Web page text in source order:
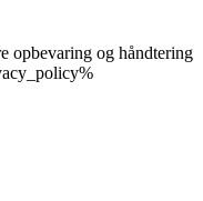
opbevaring og håndtering